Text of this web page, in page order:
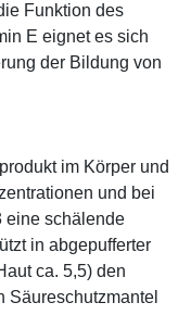
Funktion des
E eignet es sich
der Bildung von
im Körper und
und bei
eine schälende
in abgepufferter
ca. 5,5) den
Säureschutzmantel